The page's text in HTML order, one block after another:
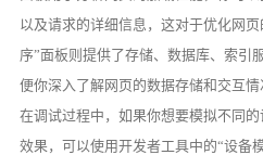
以及请求的详细信息，这对于优化网
序”面板则提供了存储、数据库、索引
便你深入了解网页的数据存储和交互情
在调试过程中，如果你想要模拟不同
效果，可以使用开发者工具中的“设备